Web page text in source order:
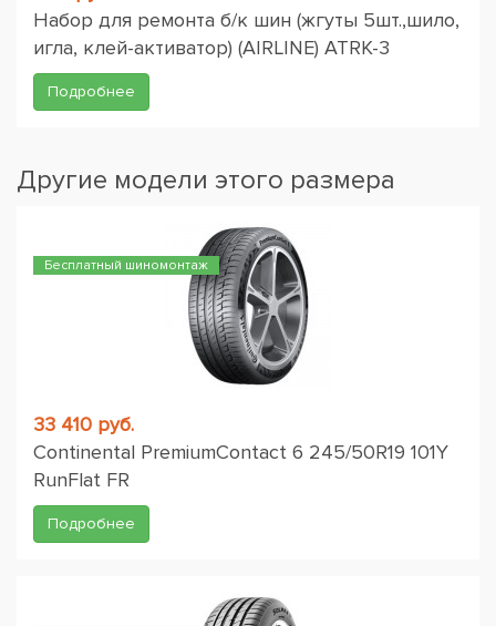
Набор для ремонта б/к шин (жгуты 5шт.,шило,
игла, клей-активатор) (AIRLINE) ATRK-3
Подробнее
Другие модели этого размера
Бесплатный шиномонтаж
33 410 руб.
Continental PremiumContact 6 245/50R19 101Y
RunFlat FR
Подробнее